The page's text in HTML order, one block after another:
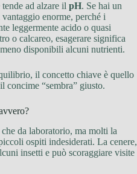
ad alzare il pH. Se hai un
enorme, perché i
leggermente acido o quasi
o calcareo, esagerare significa
disponibili alcuni nutrienti.
il concetto chiave è quello
concime “sembra” giusto.
da laboratorio, ma molti la
ospiti indesiderati. La cenere,
insetti e può scoraggiare visite